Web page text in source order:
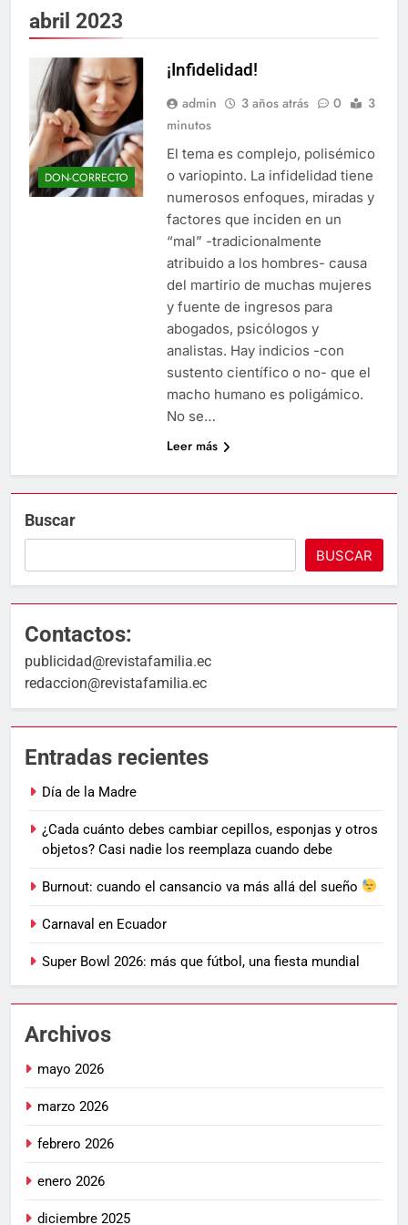
abril 2023
DON-CORRECTO
¡Infidelidad!
admin 3 años atrás 0
3
minutos
El tema es complejo, polisémico
o variopinto. La infidelidad tiene
numerosos enfoques, miradas y
factores que inciden en un
“mal” -tradicionalmente
atribuido a los hombres- causa
del martirio de muchas mujeres
y fuente de ingresos para
abogados, psicólogos y
analistas. Hay indicios -con
sustento científico o no- que el
macho humano es poligámico.
No se…
Leer más
Buscar
BUSCAR
Contactos:
publicidad@revistafamilia.ec
redaccion@revistafamilia.ec
Entradas recientes
Día de la Madre
¿Cada cuánto debes cambiar cepillos, esponjas y otros
objetos? Casi nadie los reemplaza cuando debe
Burnout: cuando el cansancio va más allá del sueño
Carnaval en Ecuador
Super Bowl 2026: más que fútbol, una fiesta mundial
Archivos
mayo 2026
marzo 2026
febrero 2026
enero 2026
diciembre 2025